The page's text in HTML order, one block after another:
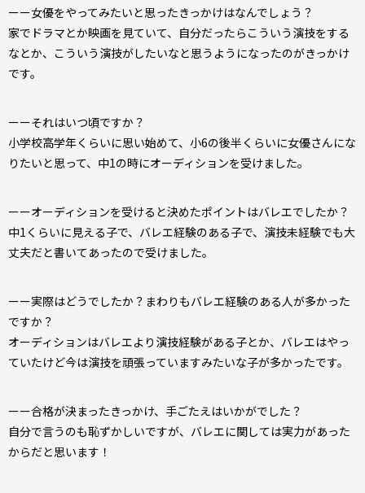
ーー女優をやってみたいと思ったきっかけはなんでしょう？
家でドラマとか映画を見ていて、自分だったらこういう演技をする
なとか、こういう演技がしたいなと思うようになったのがきっかけ
です。
ーーそれはいつ頃ですか？
小学校高学年くらいに思い始めて、小6の後半くらいに女優さんにな
りたいと思って、中1の時にオーディションを受けました。
ーーオーディションを受けると決めたポイントはバレエでしたか？
中1くらいに見える子で、バレエ経験のある子で、演技未経験でも大
丈夫だと書いてあったので受けました。
ーー実際はどうでしたか？まわりもバレエ経験のある人が多かった
ですか？
オーディションはバレエより演技経験がある子とか、バレエはやっ
ていたけど今は演技を頑張っていますみたいな子が多かったです。
ーー合格が決まったきっかけ、手ごたえはいかがでした？
自分で言うのも恥ずかしいですが、バレエに関しては実力があった
からだと思います！